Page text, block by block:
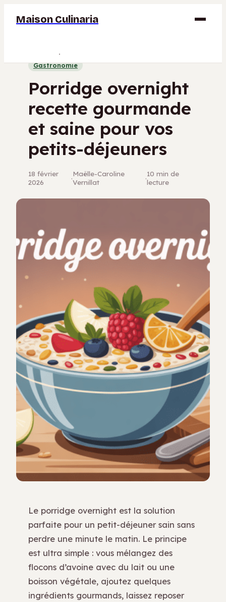
Maison Culinaria
Gastronomie
Gastronomie
Porridge overnight
recette gourmande
et saine pour vos
petits-déjeuners
18 février
2026
·Maëlle-Caroline
Vernillat
·10 min de
lecture
Le porridge overnight est la solution
parfaite pour un petit-déjeuner sain sans
perdre une minute le matin. Le principe
est ultra simple : vous mélangez des
flocons d’avoine avec du lait ou une
boisson végétale, ajoutez quelques
ingrédients gourmands, laissez reposer